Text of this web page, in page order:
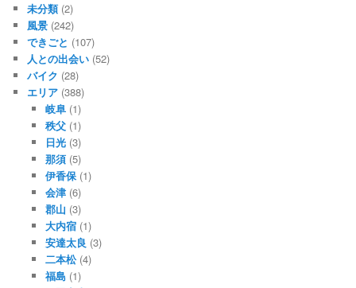
未分類(2)
風景 (242)
できごと (107)
人との出会い (52)
バイク (28)
エリア (388)
岐阜(1)
秩父(1)
日光(3)
那須(5)
伊香保(1)
会津(6)
郡山 (3)
大内宿(1)
安達太良 (3)
二本松(4)
福島(1)